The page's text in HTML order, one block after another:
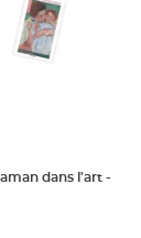
dans l'art -